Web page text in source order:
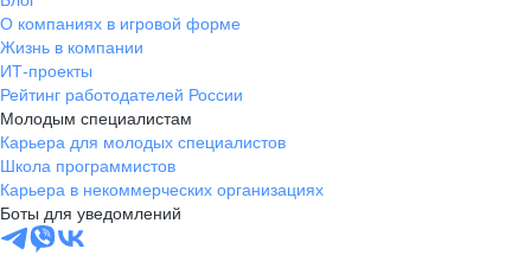
О компаниях в игровой форме
Жизнь в компании
ИТ-проекты
Рейтинг работодателей России
Молодым специалистам
Карьера для молодых специалистов
Школа программистов
Карьера в некоммерческих организациях
Боты для уведомлений